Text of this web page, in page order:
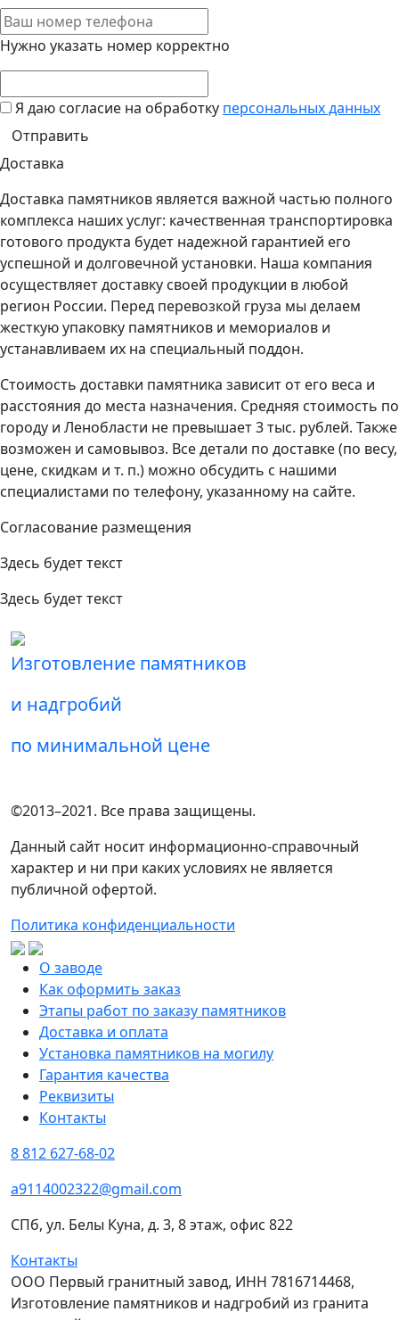
Нужно указать номер корректно
Я даю согласие на обработку персональных данных
Доставка
Доставка памятников является важной частью полного
комплекса наших услуг: качественная транспортировка
готового продукта будет надежной гарантией его
успешной и долговечной установки. Наша компания
осуществляет доставку своей продукции в любой
регион России. Перед перевозкой груза мы делаем
жесткую упаковку памятников и мемориалов и
устанавливаем их на специальный поддон.
Стоимость доставки памятника зависит от его веса и
расстояния до места назначения. Средняя стоимость по
городу и Ленобласти не превышает 3 тыс. рублей. Также
возможен и самовывоз. Все детали по доставке (по весу,
цене, скидкам и т. п.) можно обсудить с нашими
специалистами по телефону, указанному на сайте.
Согласование размещения
Здесь будет текст
Здесь будет текст
Изготовление памятников
и надгробий
по минимальной цене
©2013–2021. Все права защищены.
Данный сайт носит информационно-справочный
характер и ни при каких условиях не является
публичной офертой.
Политика конфиденциальности
О заводе
Как оформить заказ
Этапы работ по заказу памятников
Доставка и оплата
Установка памятников на могилу
Гарантия качества
Реквизиты
Контакты
8 812 627-68-02
a9114002322@gmail.com
СПб, ул. Белы Куна, д. 3, 8 этаж, офис 822
Контакты
ООО Первый гранитный завод, ИНН 7816714468,
Изготовление памятников и надгробий из гранита